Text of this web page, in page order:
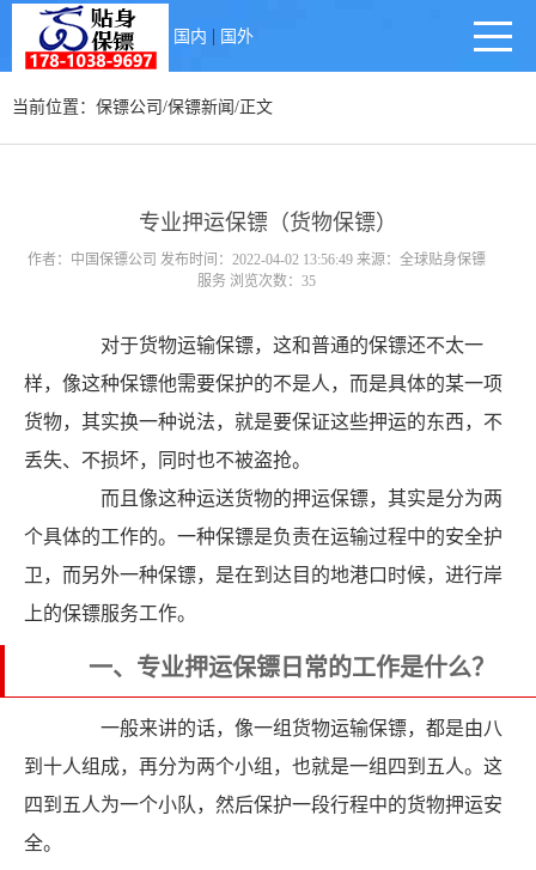
国内 | 国外
当前位置： 保镖公司 /保镖新闻 /正文
专业押运保镖（货物保镖）
作者：中国保镖公司 发布时间：2022-04-02 13:56:49 来源：全球贴身保镖
服务 浏览次数：35
对于货物运输保镖，这和普通的保镖还不太一
样，像这种保镖他需要保护的不是人，而是具体的某一项
货物，其实换一种说法，就是要保证这些押运的东西，不
丢失、不损坏，同时也不被盗抢。
而且像这种运送货物的押运保镖，其实是分为两
个具体的工作的。一种保镖是负责在运输过程中的安全护
卫，而另外一种保镖，是在到达目的地港口时候，进行岸
上的保镖服务工作。
一、专业押运保镖日常的工作是什么？
一般来讲的话，像一组货物运输保镖，都是由八
到十人组成，再分为两个小组，也就是一组四到五人。这
四到五人为一个小队，然后保护一段行程中的货物押运安
全。